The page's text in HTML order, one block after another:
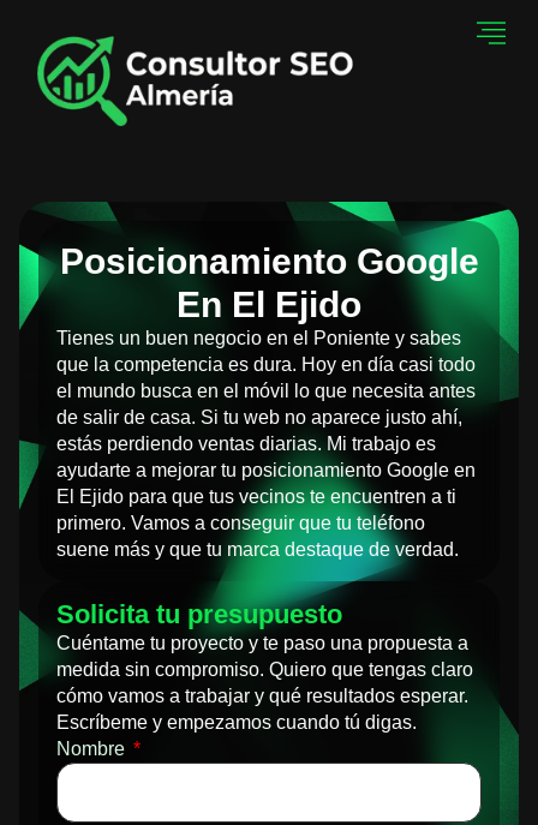
Posicionamiento Google
En El Ejido
Tienes un buen negocio en el Poniente y sabes
que la competencia es dura. Hoy en día casi todo
el mundo busca en el móvil lo que necesita antes
de salir de casa. Si tu web no aparece justo ahí,
estás perdiendo ventas diarias. Mi trabajo es
ayudarte a mejorar tu posicionamiento Google en
El Ejido para que tus vecinos te encuentren a ti
primero. Vamos a conseguir que tu teléfono
suene más y que tu marca destaque de verdad.
Solicita tu presupuesto
Cuéntame tu proyecto y te paso una propuesta a
medida sin compromiso. Quiero que tengas claro
cómo vamos a trabajar y qué resultados esperar.
Escríbeme y empezamos cuando tú digas.
Nombre